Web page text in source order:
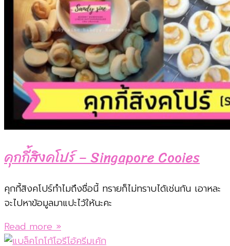
คุกกี้สิงคโปร์ – Singapore Cooies
คุกกี้สิงคโปร์ทำไมถึงชื่อนี้ ทรายก็ไม่ทราบได้เช่นกัน เอาหละ
จะไปหาข้อมูลมาแปะไว้ให้นะคะ
Read more »